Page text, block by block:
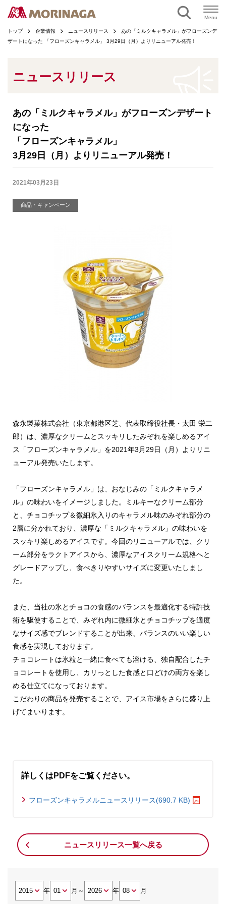
Menu
トップ 企業情報 ニュースリリース
あの「ミルクキャラメル」がフローズンデ
ザートになった 「フローズンキャラメル」 3月29日（月）よりリニューアル発売！
ニュースリリース
あの「ミルクキャラメル」がフローズンデザート
になった
「フローズンキャラメル」
3月29日（月）よりリニューアル発売！
2021年03月23日
商品・キャンペーン
森永製菓株式会社（東京都港区芝、代表取締役社長・太田 栄二
郎）は、濃厚なクリームとスッキリしたみぞれを楽しめるアイ
ス「フローズンキャラメル」を2021年3月29日（月）よりリニ
ューアル発売いたします。
「フローズンキャラメル」は、おなじみの「ミルクキャラメ
ル」の味わいをイメージしました。ミルキーなクリーム部分
と、チョコチップ＆微細氷入りのキャラメル味のみぞれ部分の
2層に分かれており、濃厚な「ミルクキャラメル」の味わいを
スッキリ楽しめるアイスです。今回のリニューアルでは、クリ
ーム部分をラクトアイスから、濃厚なアイスクリーム規格へと
グレードアップし、食べきりやすいサイズに変更いたしまし
た。
また、当社の氷とチョコの食感のバランスを最適化する特許技
術を駆使することで、みぞれ内に微細氷とチョコチップを適度
なサイズ感でブレンドすることが出来、バランスのいい楽しい
食感を実現しております。
チョコレートは氷粒と一緒に食べても溶ける、独自配合したチ
ョコレートを使用し、カリっとした食感と口どけの両方を楽し
める仕立てになっております。
こだわりの商品を発売することで、アイス市場をさらに盛り上
げてまいります。
詳しくはPDFをご覧ください。
フローズンキャラメルニュースリリース(690.7 KB)
ニュースリリース一覧へ戻る
年 月 ～ 年 月